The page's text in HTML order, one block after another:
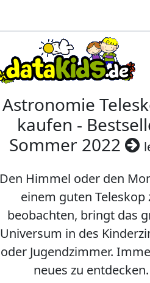
Astronomie
kaufen -
Sommer 2022
Den Himmel oder den
einem guten Teleskop
beobachten, bringt das
Universum in des
oder Jugendzimmer.
neues zu entdecken.